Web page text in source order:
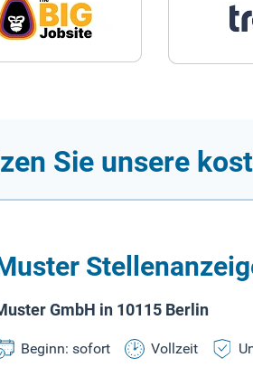
Sie unsere
GmbH in 10115 Berlin
Beginn: sofort Vollzeit